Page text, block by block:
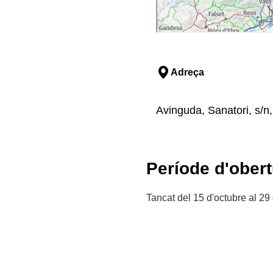
Adreça
Avinguda, Sanatori, s/
Període
Tancat del 15 d'octubre al 29